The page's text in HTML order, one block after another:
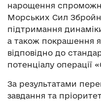
нарощення
Морських Сил
підтримання
а також покрашення
відповідно до
потенціалу операції
За результатами
завдання та